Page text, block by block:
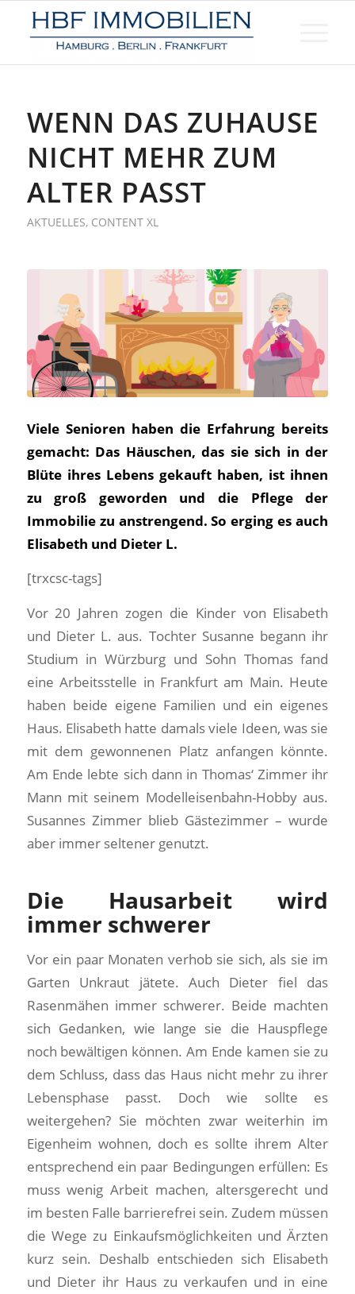
WENN DAS ZUHAUSE
NICHT MEHR ZUM
ALTER PASST
AKTUELLES, CONTENT XL
Viele Senioren haben die Erfahrung bereits
gemacht: Das Häuschen, das sie sich in der
Blüte ihres Lebens gekauft haben, ist ihnen
zu groß geworden und die Pflege der
Immobilie zu anstrengend. So erging es auch
Elisabeth und Dieter L.
[trxcsc-tags]
Vor 20 Jahren zogen die Kinder von Elisabeth
und Dieter L. aus. Tochter Susanne begann ihr
Studium in Würzburg und Sohn Thomas fand
eine Arbeitsstelle in Frankfurt am Main. Heute
haben beide eigene Familien und ein eigenes
Haus. Elisabeth hatte damals viele Ideen, was sie
mit dem gewonnenen Platz anfangen könnte.
Am Ende lebte sich dann in Thomas‘ Zimmer ihr
Mann mit seinem Modelleisenbahn-Hobby aus.
Susannes Zimmer blieb Gästezimmer – wurde
aber immer seltener genutzt.
Die Hausarbeit wird
immer schwerer
Vor ein paar Monaten verhob sie sich, als sie im
Garten Unkraut jätete. Auch Dieter fiel das
Rasenmähen immer schwerer. Beide machten
sich Gedanken, wie lange sie die Hauspflege
noch bewältigen können. Am Ende kamen sie zu
dem Schluss, dass das Haus nicht mehr zu ihrer
Lebensphase passt. Doch wie sollte es
weitergehen? Sie möchten zwar weiterhin im
Eigenheim wohnen, doch es sollte ihrem Alter
entsprechend ein paar Bedingungen erfüllen: Es
muss wenig Arbeit machen, altersgerecht und
im besten Falle barrierefrei sein. Zudem müssen
die Wege zu Einkaufsmöglichkeiten und Ärzten
kurz sein. Deshalb entschieden sich Elisabeth
und Dieter ihr Haus zu verkaufen und in eine